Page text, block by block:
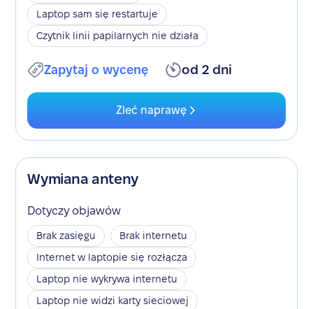
Laptop sam się restartuje
Czytnik linii papilarnych nie działa
Zapytaj o wycenę od 2 dni
Zleć naprawę
Wymiana anteny
Dotyczy objawów
Brak zasięgu
Brak internetu
Internet w laptopie się rozłącza
Laptop nie wykrywa internetu
Laptop nie widzi karty sieciowej